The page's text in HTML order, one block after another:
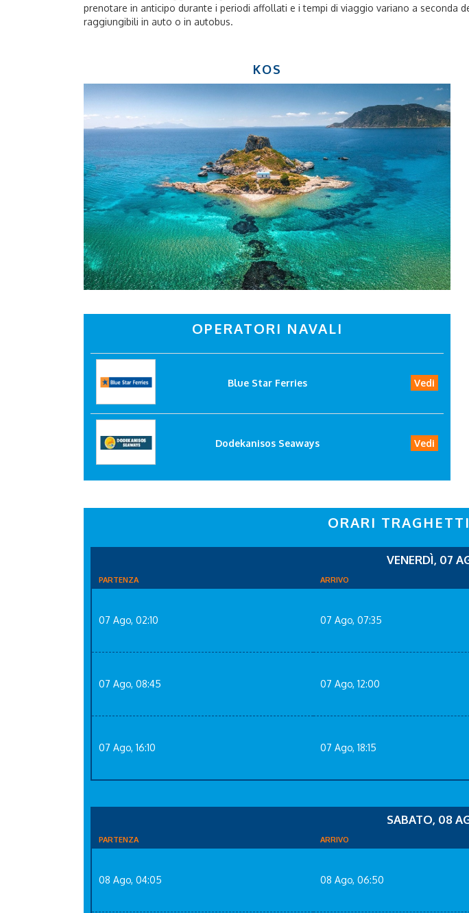
prenotare in anticipo durante i periodi affollati e i tempi di viaggio variano a
raggiungibili in auto o in autobus.
KOS
OPERATORI NAVALI
Blue Star Ferries Vedi
Dodekanisos Seaways Vedi
ORARI
VENERDÌ, 07
PARTENZA ARRIVO
07 Ago, 02:10 07 Ago, 07:35
07 Ago, 08:45 07 Ago, 12:00
07 Ago, 16:10 07 Ago, 18:15
SABATO, 08
PARTENZA ARRIVO
08 Ago, 04:05 08 Ago, 06:50